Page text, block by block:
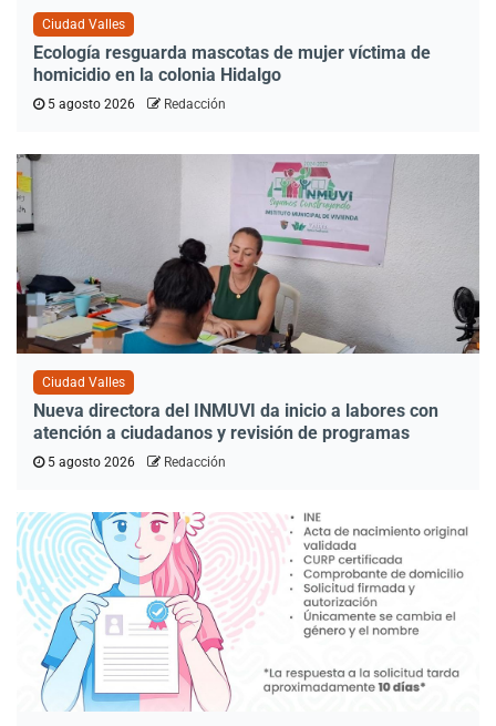
Ciudad Valles
Ecología resguarda mascotas de mujer víctima de
homicidio en la colonia Hidalgo
5 agosto 2026 Redacción
Ciudad Valles
Nueva directora del INMUVI da inicio a labores con
atención a ciudadanos y revisión de programas
5 agosto 2026 Redacción